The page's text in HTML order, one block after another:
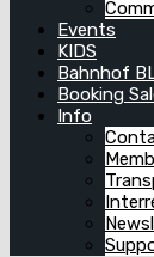
Events
KIDS
Bahnhof
Booking
Info